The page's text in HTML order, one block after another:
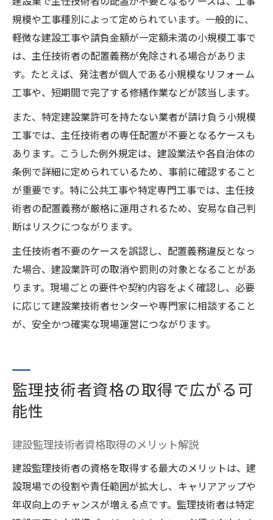
規模や工事種別によって定められています。一般的に、
軽微な建設工事や請負金額が一定額未満の小規模工事で
は、主任技術者の配置義務が免除される場合がありま
す。たとえば、発注者が個人である小規模なリフォーム
工事や、短期間で完了する修繕作業などが該当します。
また、特定建設業許可を持たない業者が請け負う小規模
工事では、主任技術者の専任配置が不要となるケースも
あります。こうした例外規定は、建設業法や各自治体の
条例で詳細に定められているため、事前に確認すること
が重要です。特に公共工事や特定専門工事では、主任技
術者の配置義務が厳格に運用されるため、安易な自己判
断はリスクにつながります。
主任技術者不要のケースを誤認し、配置義務違反となっ
た場合、建設業許可の取消や罰則の対象となることがあ
ります。現場ごとの要件や契約内容をよく確認し、必要
に応じて建設業技術者センターや専門家に相談すること
が、安全かつ確実な現場運営につながります。
監理技術者資格の取得で広がる可
能性
建設監理技術者資格取得のメリット解説
建設監理技術者の資格を取得する最大のメリットは、建
設現場での役割や責任範囲が拡大し、キャリアアップや
年収向上のチャンスが増える点です。監理技術者は特定